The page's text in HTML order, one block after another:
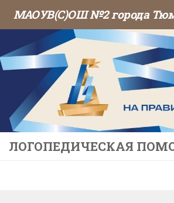
Перейти к содержимому
ЛОГОПЕДИЧЕСКАЯ